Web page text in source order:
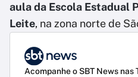
aula da Escola Estadual
Leite, na zona norte de
Acompanhe o SBT News